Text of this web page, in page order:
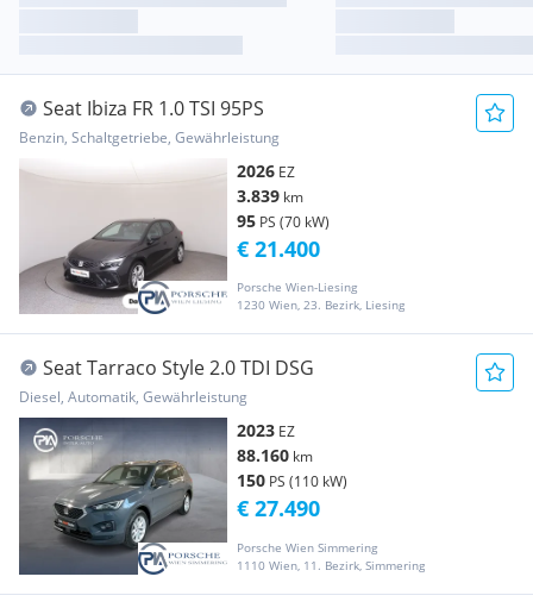
Seat Ibiza FR 1.0 TSI 95PS
Benzin, Schaltgetriebe, Gewährleistung
2026 EZ
3.839 km
95 PS (70 kW)
Porsche Wien-Liesing
1230 Wien, 23. Bezirk, Liesing
€ 21.400
Seat Tarraco Style 2.0 TDI DSG
Diesel, Automatik, Gewährleistung
2023 EZ
88.160 km
150 PS (110 kW)
Porsche Wien Simmering
1110 Wien, 11. Bezirk, Simmering
€ 27.490